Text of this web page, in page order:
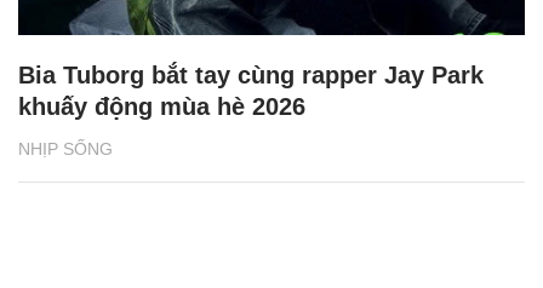
NHỊP SỐNG
Bia Tuborg bắt tay cùng rapper Jay Park
khuấy động mùa hè 2026